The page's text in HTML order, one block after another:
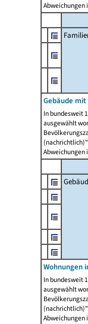
Abweichungen
Gebäude
In bundesweit
ausgewählt
Abweichungen
Wohnungen
In bundesweit
ausgewählt
Abweichungen